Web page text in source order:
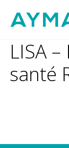
LISA
santé